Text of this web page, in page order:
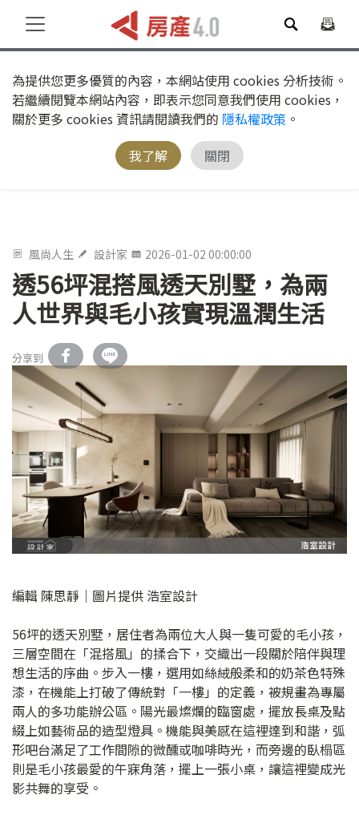
為提供您更多優質的內容，本網站使用 cookies 分析技術。
若繼續閱覽本網站內容，即表示您同意我們使用 cookies，
關於更多 cookies 資訊請閱讀我們的 隱私權政策 。
我了解
關閉
風尚人生 設計家 2026-01-02 00:00:00
透56坪混搭風透天別墅，為兩
人世界與毛小孩實現溫潤生活
分享到
編輯 陳思靜｜圖片提供 浩室設計
56坪的透天別墅，居住者為兩位大人與一隻可愛的毛小孩，
三層空間在「混搭風」的揉合下，交織出一段關於陪伴與理
想生活的序曲。步入一樓，選用如絲絨般柔和的奶茶色特殊
漆，在機能上打破了傳統對「一樓」的定義，被規畫為專屬
兩人的多功能辦公區。陽光最燦爛的臨窗處，擺放長桌及點
綴上如藝術品的造型燈具。機能與美感在這裡達到和諧，弧
形吧台滿足了工作間隙的微醺或咖啡時光，而旁邊的臥榻區
則是毛小孩最愛的午寐角落，擺上一張小桌，讓這裡變成光
影共舞的享受。